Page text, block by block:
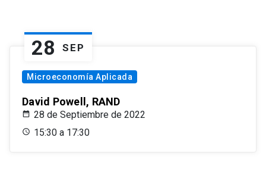
28 SEP
Microeconomía Aplicada
David Powell, RAND
28 de Septiembre de 2022
15:30 a 17:30